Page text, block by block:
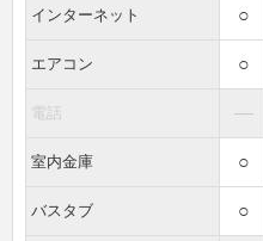
インターネット ○
エアコン ○
電話 ―
室内金庫 ○
バスタブ ○